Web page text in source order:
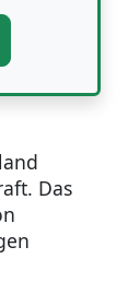
Das